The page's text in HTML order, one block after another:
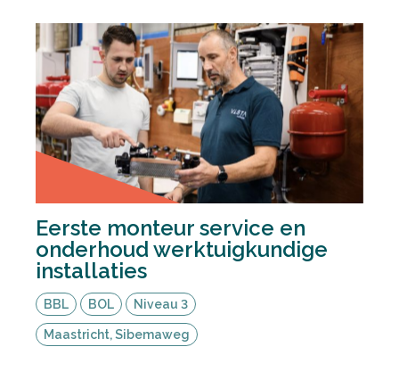
Eerste monteur service en
onderhoud werktuigkundige
installaties
BBL BOL Niveau 3
Maastricht, Sibemaweg